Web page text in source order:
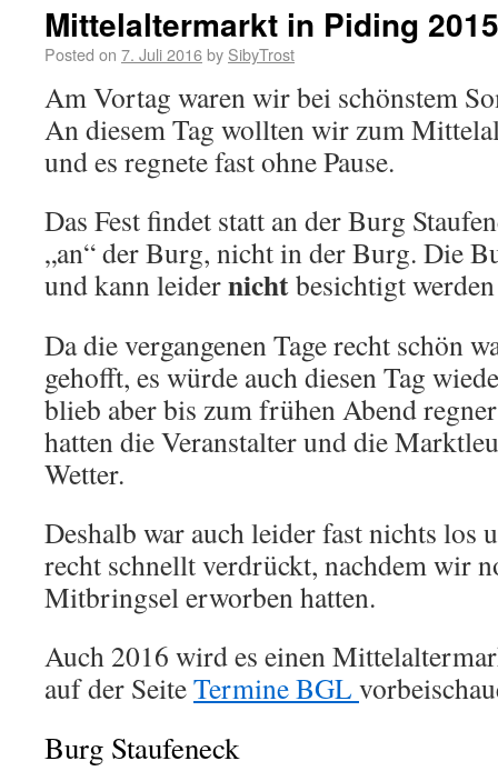
Mittelaltermarkt in Piding 2015
Posted on 7. Juli 2016by SibyTrost
Am Vortag waren wir bei schönstem
An diesem Tag wollten wir zum
und es regnete fast ohne Pause.
Das Fest findet statt an der Burg
„an“ der Burg, nicht in der Burg. Die
und kann leidernichtbesichtigt
Da die vergangenen Tage recht schön
gehofft, es würde auch diesen Tag
blieb aber bis zum frühen Abend
hatten die Veranstalter und die
Wetter.
Deshalb war auch leider fast nichts los
recht schnellt verdrückt, nachdem wir
Mitbringsel erworben hatten.
Auch 2016 wird es einen
auf der SeiteTermine BGL
Burg Staufeneck